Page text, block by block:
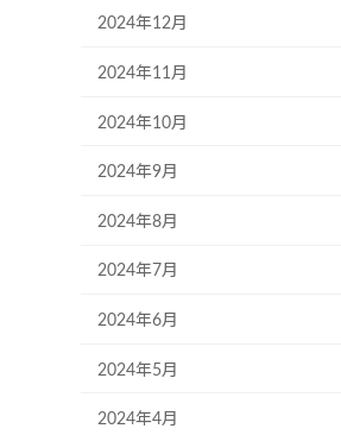
2024年12月
2024年11月
2024年10月
2024年9月
2024年8月
2024年7月
2024年6月
2024年5月
2024年4月